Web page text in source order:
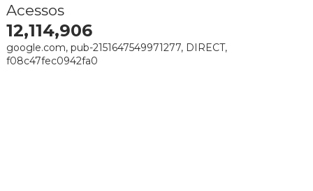
Acessos
12,114,906
google.com, pub-2151647549971277, DIRECT,
f08c47fec0942fa0